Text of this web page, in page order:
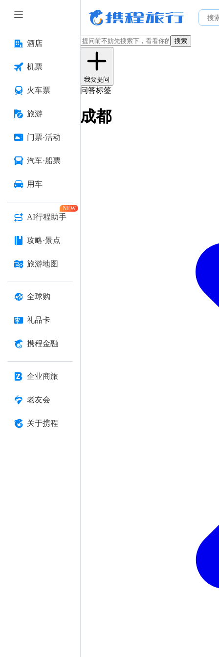
酒店
机票
火车票
旅游
门票·活动
汽车·船票
用车
AI行程助手
NEW
攻略·景点
旅游地图
全球购
礼品卡
携程金融
企业商旅
老友会
关于携程
搜索
我要提问
问答标签
成都